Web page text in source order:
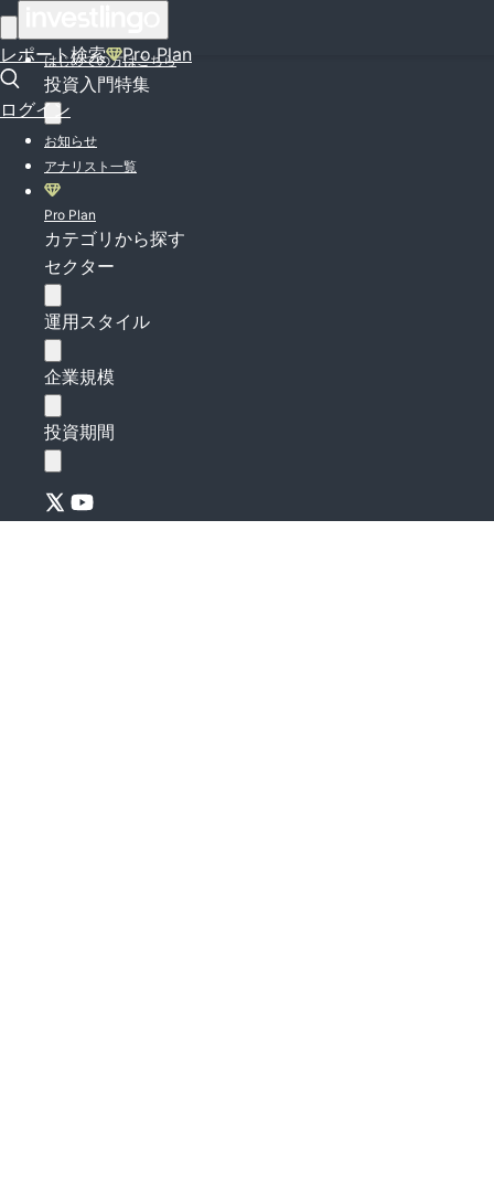
レポート検索 Pro Plan
ログイン
はじめての方はこちら
投資入門特集
お知らせ
アナリスト一覧
Pro Plan
カテゴリから探す
セクター
運用スタイル
企業規模
投資期間